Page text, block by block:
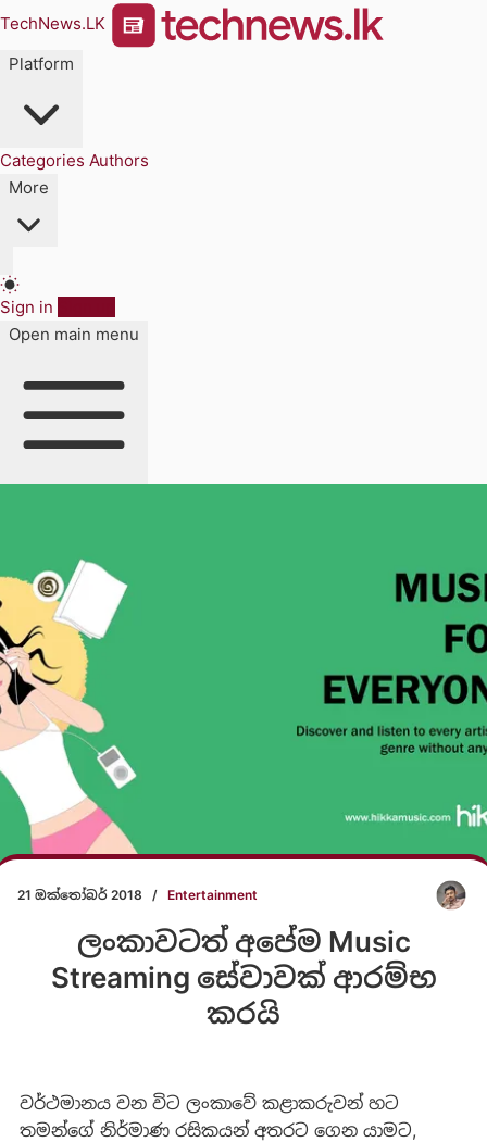
TechNews.LK
Platform
Categories Authors
More
Sign in
Open main menu
21 ඔක්තෝබර් 2018 / Entertainment
ලංකාවටත් අපේම Music
Streaming සේවාවක් ආරම්භ
කරයි
වර්ථමානය වන විට ලංකාවේ කළාකරුවන් හට
තමන්ගේ නිර්මාණ රසිකයන් අතරට ගෙන යාමට,